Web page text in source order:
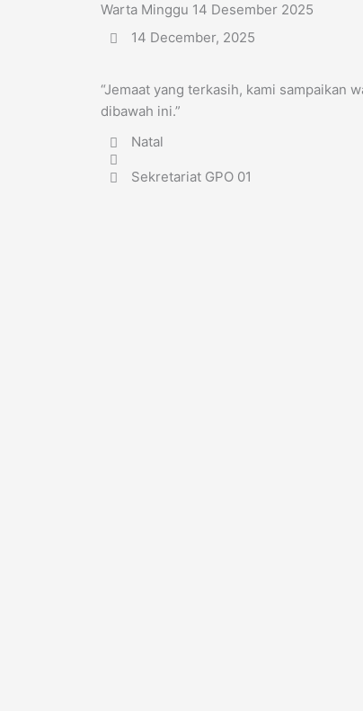
Warta Minggu 14 Desember 2025
14 December, 2025
“Jemaat yang terkasih, kami sampaikan
dibawah ini.”
Natal
Sekretariat GPO 01